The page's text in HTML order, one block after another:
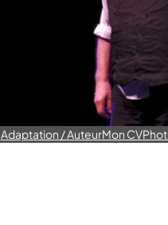
Adaptation / AuteurMon CV